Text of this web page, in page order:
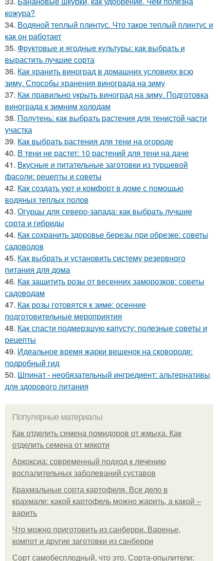
кожура?
34. Водяной теплый плинтус. Что такое теплый плинтус и
как он работает
35. Фруктовые и ягодные культуры: как выбрать и
вырастить лучшие сорта
36. Как хранить виноград в домашних условиях всю
зиму. Способы хранения винограда на зиму
37. Как правильно укрыть виноград на зиму. Подготовка
винограда к зимним холодам
38. Полутень: как выбрать растения для тенистой части
участка
39. Как выбрать растения для тени на огороде
40. В тени не растет: 10 растений для тени на даче
41. Вкусные и питательные заготовки из туршевой
фасоли: рецепты и советы
42. Как создать уют и комфорт в доме с помощью
водяных теплых полов
43. Огурцы для северо-запада: как выбрать лучшие
сорта и гибриды
44. Как сохранить здоровье березы при обрезке: советы
садоводов
45. Как выбрать и установить систему резервного
питания для дома
46. Как защитить розы от весенних заморозков: советы
садоводам
47. Как розы готовятся к зиме: осенние
подготовительные мероприятия
48. Как спасти подмерзшую капусту: полезные советы и
рецепты
49. Идеальное время жарки вешенок на сковороде:
подробный гид
50. Шпинат - необязательный ингредиент: альтернативы
для здорового питания
Популярные материалы
Как отделить семена помидоров от жмыха. Как
отделить семена от мякоти
Аркоксиа: современный подход к лечению
воспалительных заболеваний суставов
Крахмальные сорта картофеля. Все дело в
крахмале: какой картофель можно жарить, а какой –
варить
Что можно приготовить из санберри. Варенье,
компот и другие заготовки из санберри
Сорт самобесплодный, что это. Сорта-опылители: